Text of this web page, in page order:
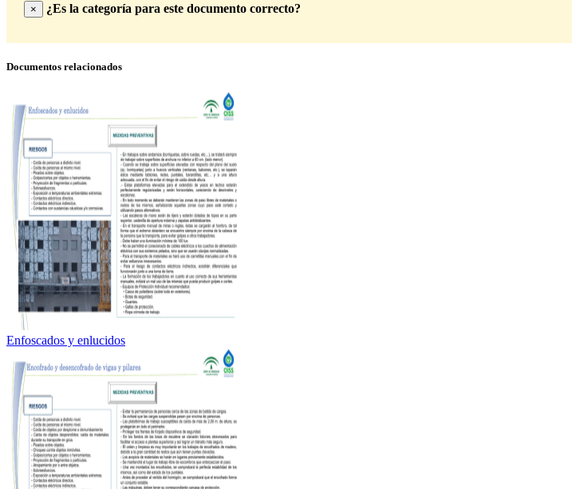
× ¿Es la categoría para este documento correcto?
Documentos relacionados
Enfoscados y enlucidos